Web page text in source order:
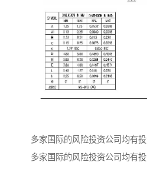
多家国际的风险投资公司均有投
多家国际的风险投资公司均有